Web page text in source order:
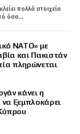
πολλά στοιχεία
όσα...
ΝΑΤΟ» με
και Πακιστάν
πληρώνεται
κάνει η
ξεμπλοκάρει